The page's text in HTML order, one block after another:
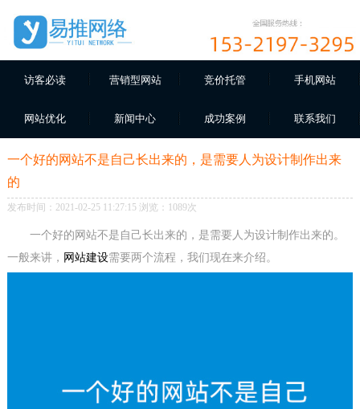
访客必读 营销型网站 竞价托管 手机网站
网站优化 新闻中心 成功案例 联系我们
一个好的网站不是自己长出来的，是需要人为设计制作出来
的
发布时间：2021-02-25 11:27:15 浏览： 1089次
一个好的网站不是自己长出来的，是需要人为设计制作出来的。
一般来讲， 网站建设需要两个流程，我们现在来介绍。